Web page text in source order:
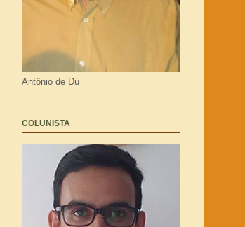
Antônio de Dú
COLUNISTA